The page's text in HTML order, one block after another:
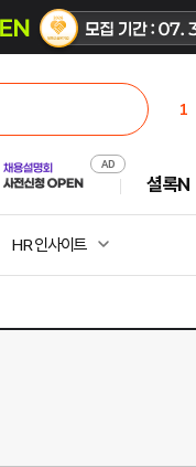
1
4
5
셜록N
HR 인사이트